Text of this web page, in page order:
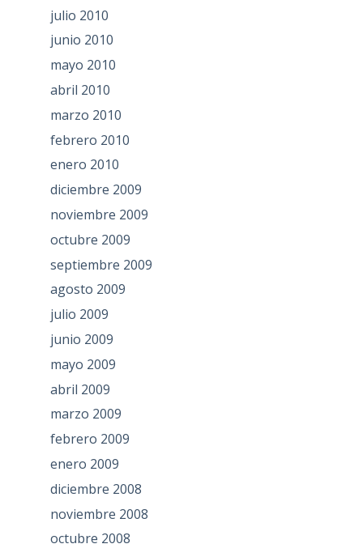
julio 2010
junio 2010
mayo 2010
abril 2010
marzo 2010
febrero 2010
enero 2010
diciembre 2009
noviembre 2009
octubre 2009
septiembre 2009
agosto 2009
julio 2009
junio 2009
mayo 2009
abril 2009
marzo 2009
febrero 2009
enero 2009
diciembre 2008
noviembre 2008
octubre 2008